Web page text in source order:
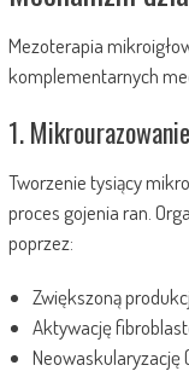
Mezoterapia
komplementarnych
1.
Tworzenie tysiący
proces gojenia ran.
poprzez:
Zwiększoną
Aktywację
Neowaskularyzację